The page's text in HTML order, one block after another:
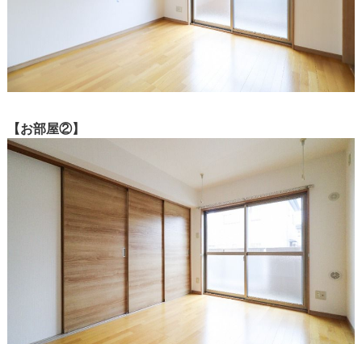
【お部屋②】